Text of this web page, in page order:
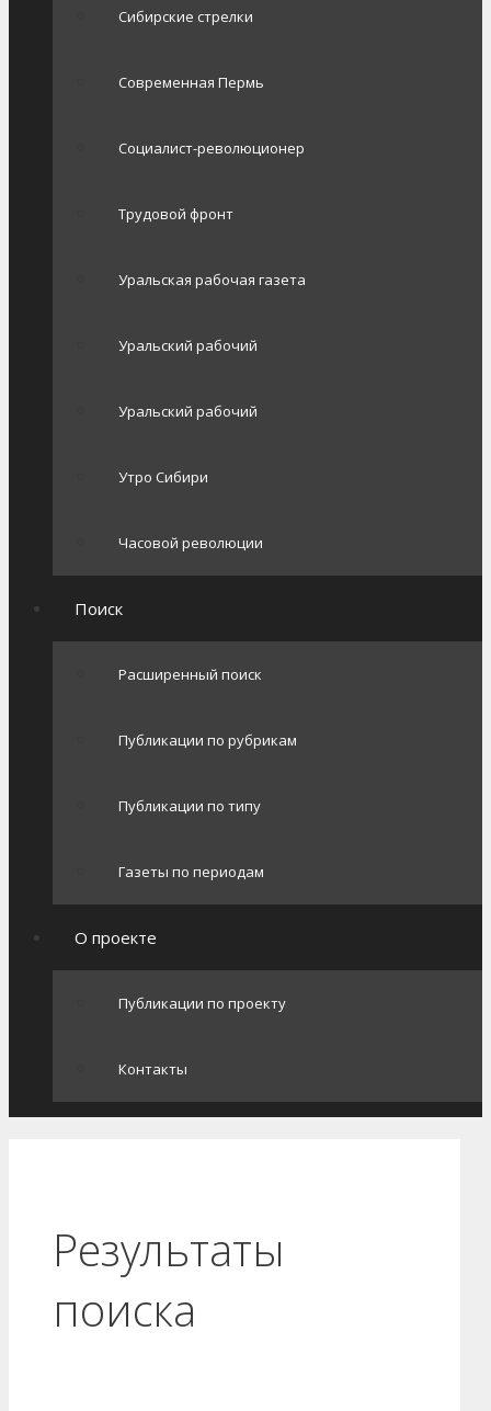
Сибирские стрелки
Современная Пермь
Социалист-революционер
Трудовой фронт
Уральская рабочая газета
Уральский рабочий
Уральский рабочий
Утро Сибири
Часовой революции
Поиск
Расширенный поиск
Публикации по рубрикам
Публикации по типу
Газеты по периодам
О проекте
Публикации по проекту
Контакты
Результаты
поиска